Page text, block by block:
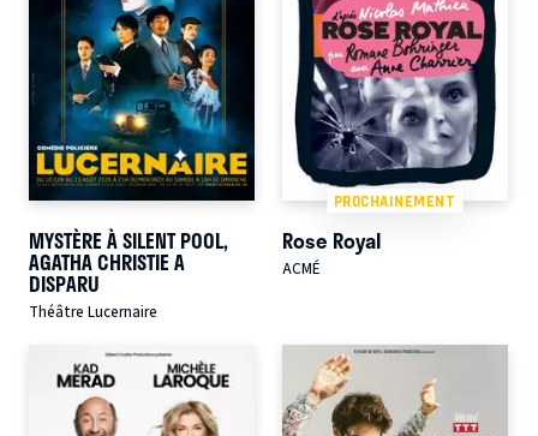
MYSTÈRE À SILENT POOL,
AGATHA CHRISTIE A
DISPARU
Théâtre Lucernaire
PROCHAINEMENT
Rose Royal
ACMÉ